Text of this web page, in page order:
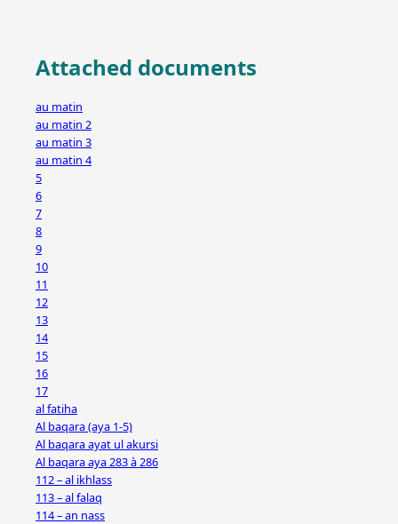
Attached documents
au matin
au matin 2
au matin 3
au matin 4
5
6
7
8
9
10
11
12
13
14
15
16
17
al fatiha
Al baqara (aya 1-5)
Al baqara ayat ul akursi
Al baqara aya 283 à 286
112 – al ikhlass
113 – al falaq
114 – an nass